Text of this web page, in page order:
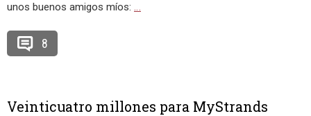
unos buenos amigos míos: …
8
Veinticuatro millones para MyStrands